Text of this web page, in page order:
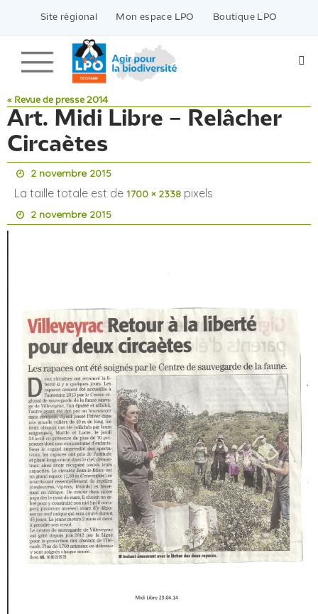
contenu
Site régional Mon espace LPO Boutique LPO
« Revue de presse 2014
Art. Midi Libre – Relâcher
Circaètes
2 novembre 2015
La taille totale est de 1700 × 2338 pixels
2 novembre 2015